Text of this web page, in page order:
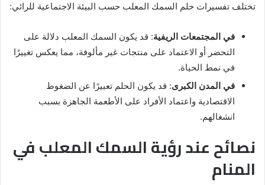
تختلف تفسيرات حلم السمك المعلب حسب البيئة الاجتماعية للرائي:
في المجتمعات الريفية: قد يكون السمك المعلب دلالة على
التحضر أو الاعتماد على منتجات غير مألوفة، مما يعكس تغييرًا
في نمط الحياة.
في المدن الكبرى: قد يكون الحلم تعبيرًا عن الضغوط
الاقتصادية واعتماد الأفراد على الأطعمة الجاهزة بسبب
انشغالهم.
نصائح عند رؤية السمك المعلب في
المنام